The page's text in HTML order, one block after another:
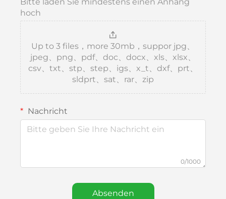
hoch
Up to 3 files，more 30mb，suppor jpg、
jpeg、png、pdf、doc、docx、xls、xlsx、
csv、txt、stp、step、igs、x_t、dxf、prt、
sldprt、sat、rar、zip
Nachricht
0/1000
Absenden